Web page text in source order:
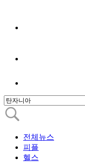
전체뉴스
피플
헬스